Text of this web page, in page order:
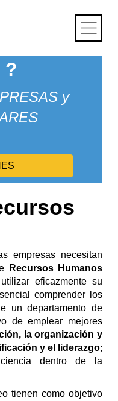
?
y
empresas necesitan
Recursos Humanos
eficazmente su
comprender los
un departamento de
de emplear mejores
la organización y
y el liderazgo;
dentro de la
tienen como objetivo